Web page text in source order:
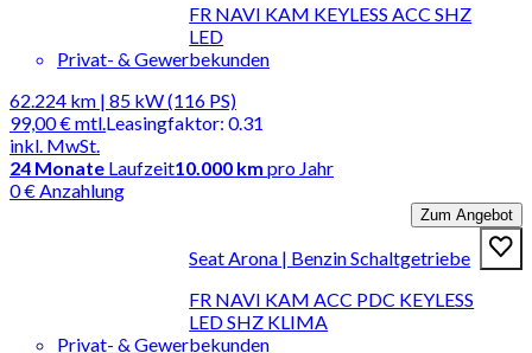
FR NAVI KAM KEYLESS ACC SHZ
LED
Privat- & Gewerbekunden
62.224 km | 85 kW (116 PS)
99,00 €mtl.
inkl. MwSt.
Leasingfaktor: 0.31
24 Monate Laufzeit10.000 km pro Jahr
0 € Anzahlung
Zum Angebot
Seat Arona | Benzin Schaltgetriebe
FR NAVI KAM ACC PDC KEYLESS
LED SHZ KLIMA
Privat- & Gewerbekunden